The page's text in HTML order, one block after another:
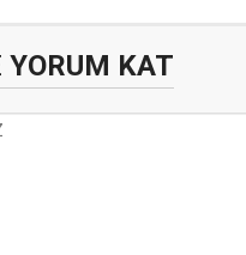
YORUM KAT